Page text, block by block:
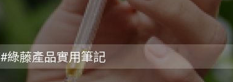
#綠藤產品實用筆記